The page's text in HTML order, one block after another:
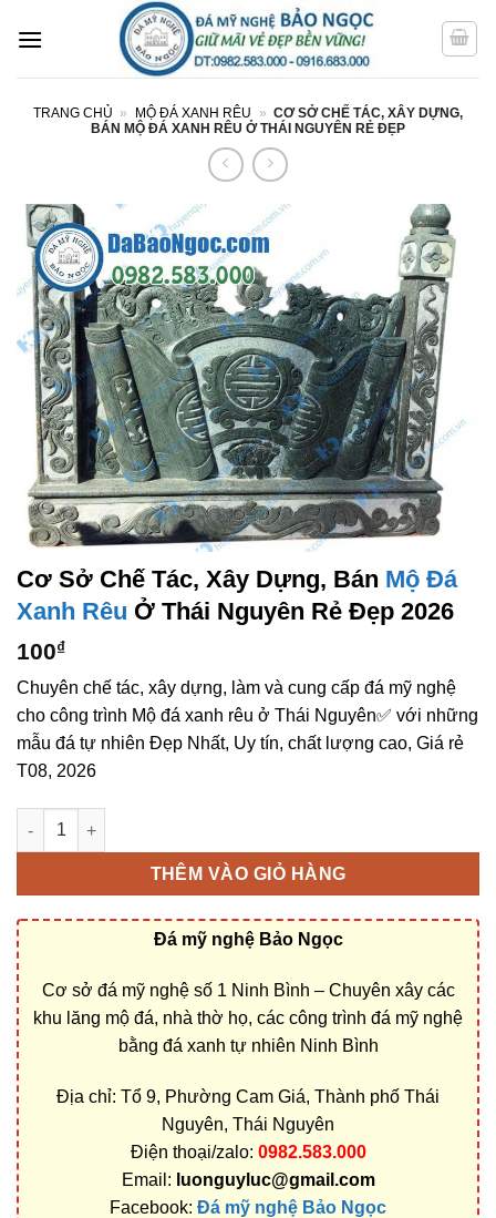
qua
TRANG CHỦ » MỘ ĐÁ XANH RÊU » CƠ SỞ CHẾ TÁC, XÂY DỰNG,
BÁN MỘ ĐÁ XANH RÊU Ở THÁI NGUYÊN RẺ ĐẸP
Cơ Sở Chế Tác, Xây Dựng, Bán Mộ Đá
Xanh Rêu Ở Thái Nguyên Rẻ Đẹp 2026
100₫
Chuyên chế tác, xây dựng, làm và cung cấp đá mỹ nghệ
cho công trình Mộ đá xanh rêu ở Thái Nguyên✅ với những
mẫu đá tự nhiên Đẹp Nhất, Uy tín, chất lượng cao, Giá rẻ
T08, 2026
Cơ sở chế tác, xây dựng, bán Mộ đá xanh rêu ở Thái Nguyên
THÊM VÀO GIỎ HÀNG
Đá mỹ nghệ Bảo Ngọc
Cơ sở đá mỹ nghệ số 1 Ninh Bình – Chuyên xây các
khu lăng mộ đá, nhà thờ họ, các công trình đá mỹ nghệ
bằng đá xanh tự nhiên Ninh Bình
Địa chỉ: Tổ 9, Phường Cam Giá, Thành phố Thái
Nguyên, Thái Nguyên
Điện thoại/zalo: 0982.583.000
Email: luonguyluc@gmail.com
Facebook: Đá mỹ nghệ Bảo Ngọc